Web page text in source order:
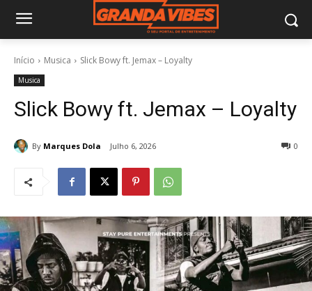
Início Musica Slick Bowy ft. Jemax – Loyalty
Musica
Slick Bowy ft. Jemax – Loyalty
By Marques Dola Julho 6, 2026 0